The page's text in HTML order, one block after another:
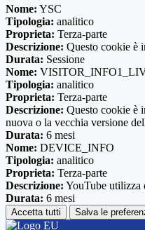
Nome: YSC
Tipologia: analitico
Proprieta: Terza-parte
Descrizione: Questo cookie è
Durata: Sessione
Nome:
Tipologia: analitico
Proprieta: Terza-parte
Descrizione: Questo cookie è
nuova o la vecchia versione
Durata: 6 mesi
Nome: DEVICE_INFO
Tipologia: analitico
Proprieta: Terza-parte
Descrizione: YouTube utilizza
Durata: 6 mesi
Accetta tutti Salva le